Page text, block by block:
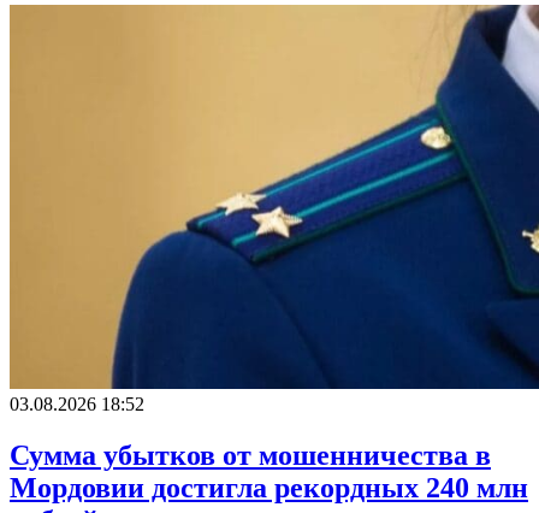
03.08.2026 18:52
Сумма убытков от мошенничества в
Мордовии достигла рекордных 240 млн